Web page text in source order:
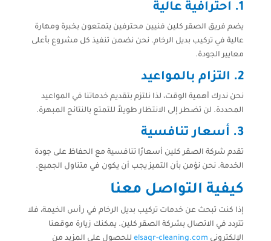
1. احترافية عالية
يضم فريق الصقر كلين فنيين محترفين يتمتعون بخبرة ومهارة
عالية في تركيب بديل الرخام. نحن نضمن تنفيذ كل مشروع بأعلى
معايير الجودة.
2. التزام بالمواعيد
نحن ندرك أهمية الوقت، لذا نلتزم بتقديم خدماتنا في المواعيد
المحددة. لن تضطر إلى الانتظار طويلاً للتمتع بالنتائج المبهرة.
3. أسعار تنافسية
تقدم شركة الصقر كلين أسعارًا تنافسية مع الحفاظ على جودة
الخدمة. نحن نؤمن بأن التميز يجب أن يكون في متناول الجميع.
كيفية التواصل معنا
إذا كنت تبحث عن خدمات تركيب بديل الرخام في رأس الخيمة، فلا
تتردد في الاتصال بشركة الصقر كلين. يمكنك زيارة موقعنا
الإلكتروني elsaqr-cleaning.comللحصول على المزيد من